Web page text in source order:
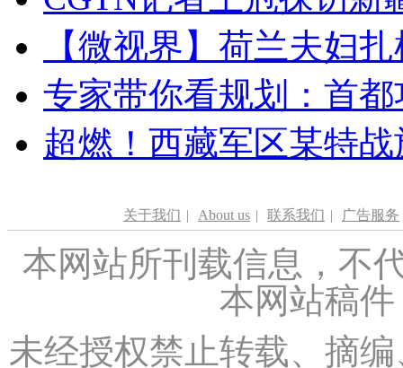
【微视界】荷兰夫妇
专家带你看规划：首
超燃！西藏军区某特
关于我们 | About us | 联系我们 | 广告服务
本网站所刊载信息，不
本网站稿
未经授权禁止转载、摘